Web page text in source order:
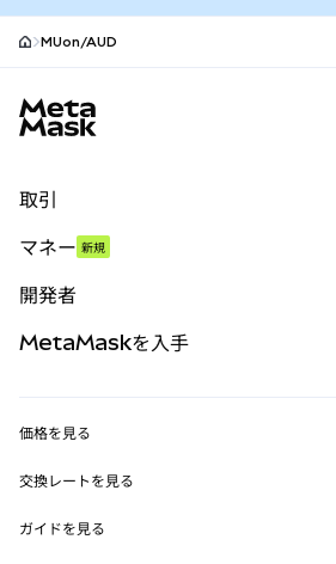
MUon/AUD
取引
パーペチュアル
RWA
マネー 新規
開発者
MetaMask Connect
Snaps
MetaMaskを入手
セキュリティ
価格を見る
イーサリアムの価格
Solanaの価格
交換レートを見る
ETH→USD
ガイドを見る